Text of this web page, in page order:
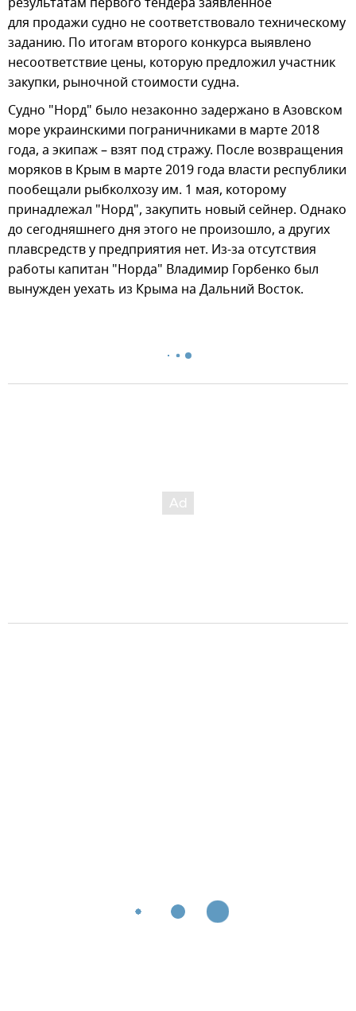
для продажи судно не соответствовало техническому
заданию. По итогам второго конкурса выявлено
несоответствие цены, которую предложил участник
закупки, рыночной стоимости судна.
Судно "Норд" было незаконно задержано в Азовском
море украинскими пограничниками в марте 2018
года, а экипаж – взят под стражу. После возвращения
моряков в Крым в марте 2019 года власти республики
пообещали рыбколхозу им. 1 мая, которому
принадлежал "Норд", закупить новый сейнер. Однако
до сегодняшнего дня этого не произошло, а других
плавсредств у предприятия нет. Из-за отсутствия
работы капитан "Норда" Владимир Горбенко был
вынужден уехать из Крыма на Дальний Восток.